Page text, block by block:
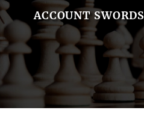
ACCOUNT SWORDS